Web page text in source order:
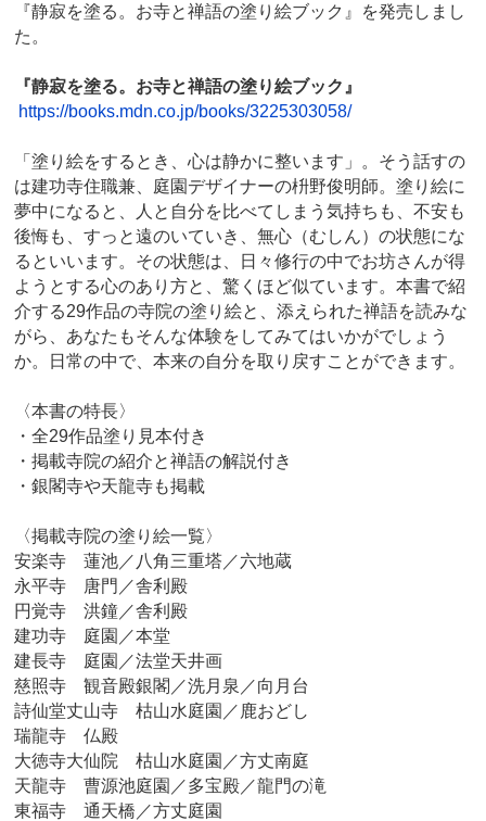
『静寂を塗る。お寺と禅語の塗り絵ブック』を発売しまし
た。
『静寂を塗る。お寺と禅語の塗り絵ブック』
https://books.mdn.co.jp/books/3225303058/
「塗り絵をするとき、心は静かに整います」。そう話すの
は建功寺住職兼、庭園デザイナーの枡野俊明師。塗り絵に
夢中になると、人と自分を比べてしまう気持ちも、不安も
後悔も、すっと遠のいていき、無心（むしん）の状態にな
るといいます。その状態は、日々修行の中でお坊さんが得
ようとする心のあり方と、驚くほど似ています。本書で紹
介する29作品の寺院の塗り絵と、添えられた禅語を読みな
がら、あなたもそんな体験をしてみてはいかがでしょう
か。日常の中で、本来の自分を取り戻すことができます。
〈本書の特長〉
・全29作品塗り見本付き
・掲載寺院の紹介と禅語の解説付き
・銀閣寺や天龍寺も掲載
〈掲載寺院の塗り絵一覧〉
安楽寺 蓮池／八角三重塔／六地蔵
永平寺 唐門／舎利殿
円覚寺 洪鐘／舎利殿
建功寺 庭園／本堂
建長寺 庭園／法堂天井画
慈照寺 観音殿銀閣／洗月泉／向月台
詩仙堂丈山寺 枯山水庭園／鹿おどし
瑞龍寺 仏殿
大徳寺大仙院 枯山水庭園／方丈南庭
天龍寺 曹源池庭園／多宝殿／龍門の滝
東福寺 通天橋／方丈庭園